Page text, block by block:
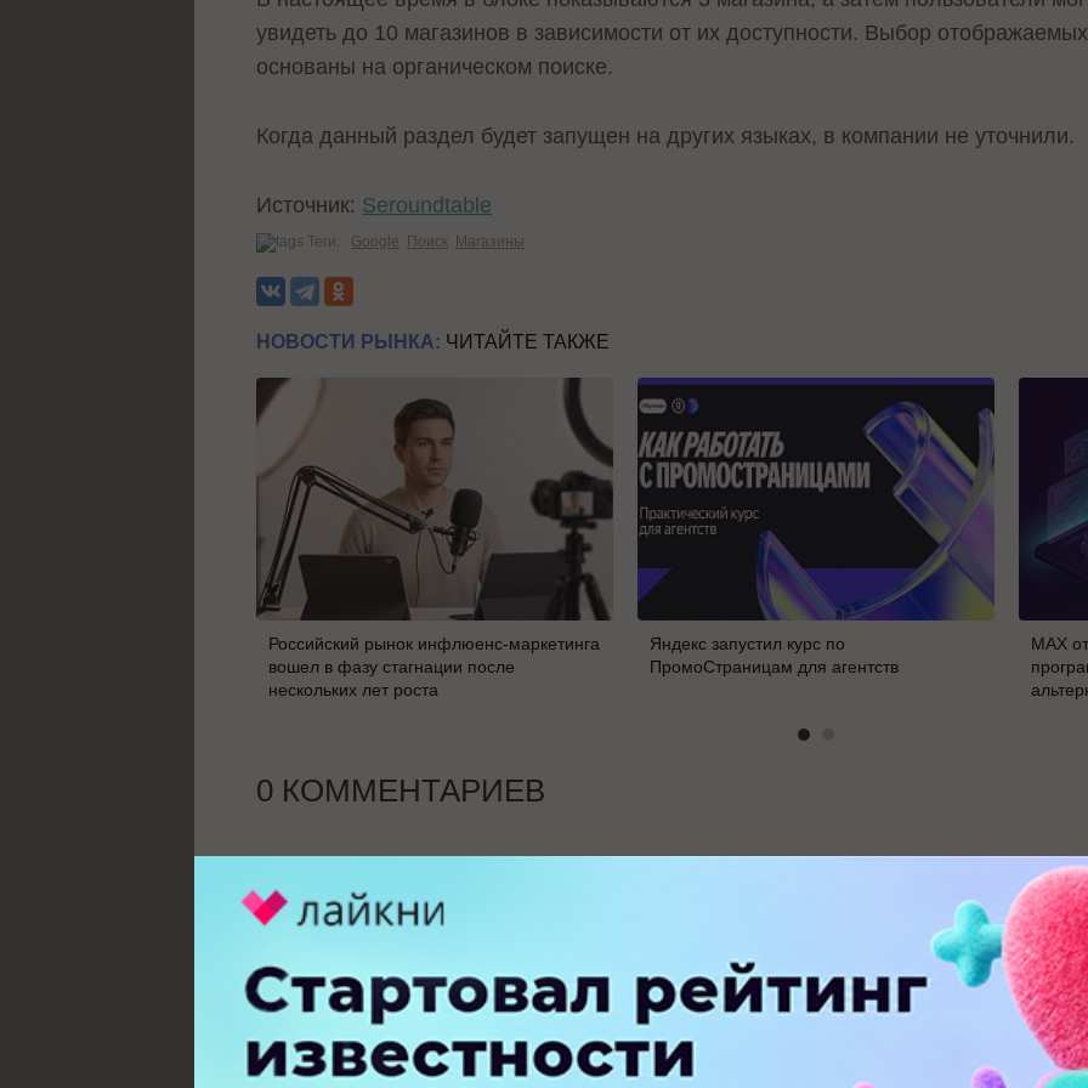
увидеть до 10 магазинов в зависимости от их доступности. Выбор
основаны на органическом поиске.
Когда данный раздел будет запущен на других языках, в компании не уточнили.
Источник: Seroundtable
Теги: Google Поиск Магазины
НОВОСТИ РЫНКА: ЧИТАЙТЕ ТАКЖЕ
Российский рынок инфлюенс-маркетинга
вошел в фазу стагнации после
нескольких лет роста
Яндекс запустил курс по
ПромоСтраницам для агентств
MAX
0 КОММЕНТАРИЕВ
ПЕРЕЙТИ НА ПОЛНУЮ ВЕРСИЮ